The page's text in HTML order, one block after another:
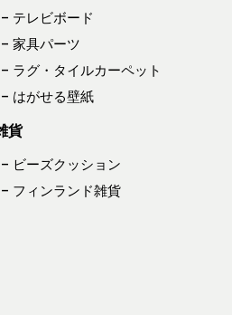
– テレビボード
– 家具パーツ
– ラグ・タイルカーペット
– はがせる壁紙
貨
– ビーズクッション
– フィンランド雑貨